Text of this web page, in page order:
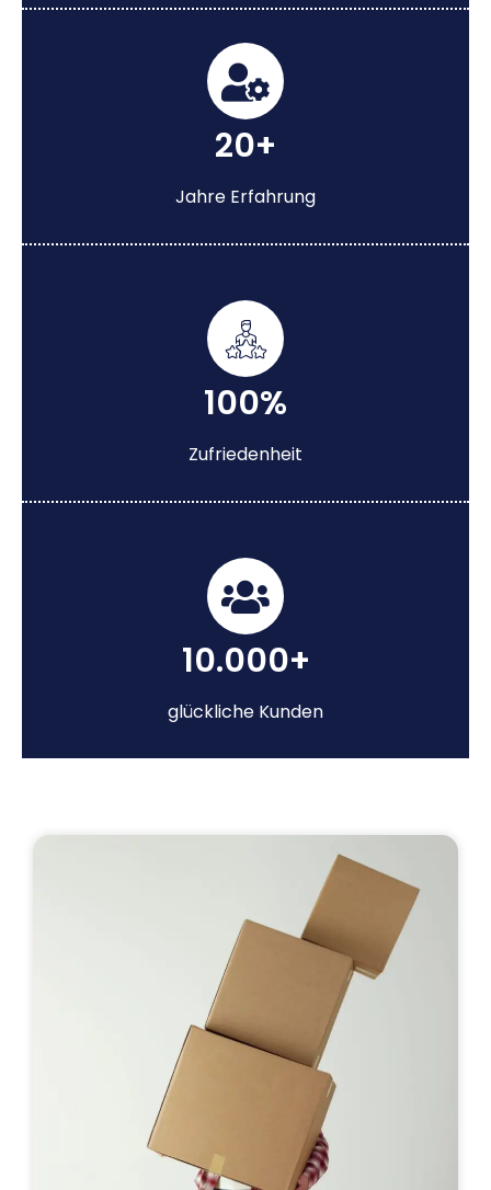
20+
Jahre Erfahrung
100%
Zufriedenheit
10.000+
glückliche Kunden